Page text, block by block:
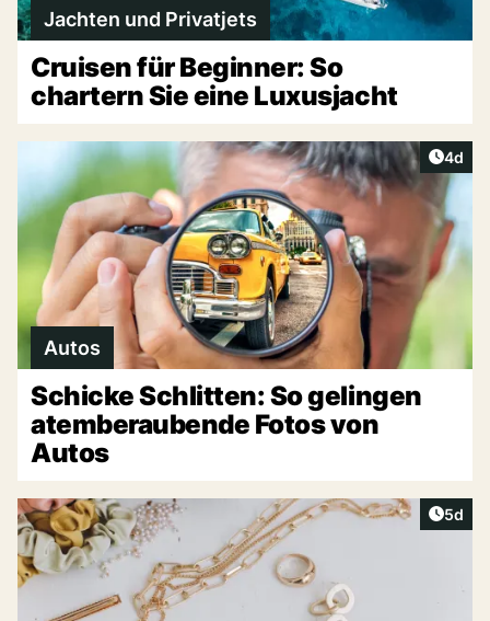
Jachten und Privatjets
Cruisen für Beginner: So
chartern Sie eine Luxusjacht
4d
Autos
Schicke Schlitten: So gelingen
atemberaubende Fotos von
Autos
5d